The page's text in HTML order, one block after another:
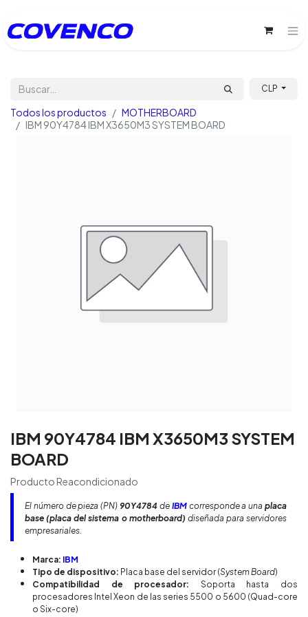
CLP
Todos los productos
MOTHERBOARD
IBM 90Y4784 IBM X3650M3 SYSTEM BOARD
IBM 90Y4784 IBM X3650M3 SYSTEM
BOARD
Producto Reacondicionado
El número de pieza (PN) 90Y4784 de IBMcorresponde a unaplaca
base (placa del sistema o motherboard) diseñada para servidores
empresariales.
Marca: IBM
Tipo de dispositivo: Placa base del servidor (System Board)
Compatibilidad de procesador: Soporta hasta dos
procesadores Intel Xeon de las series 5500 o 5600 (Quad-core
o Six-core)